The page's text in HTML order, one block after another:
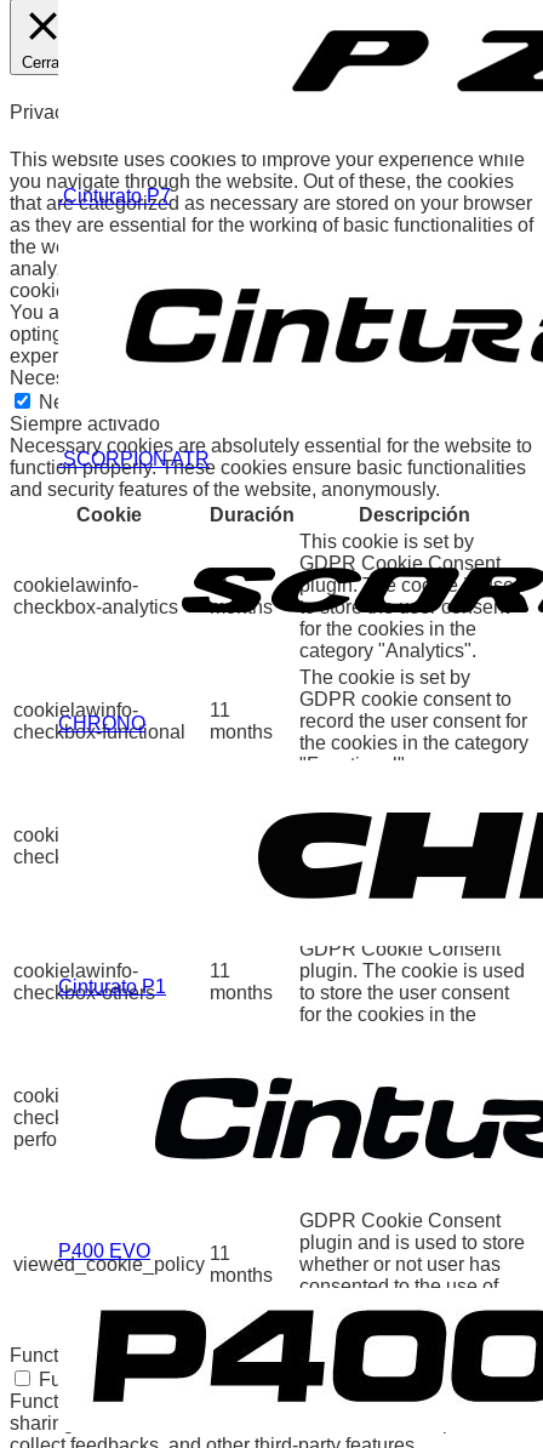
.Cinturato P7
.SCORPION ATR
CHRONO
Cinturato P1
P400 EVO
Cerrar
Privacy Overview
This website uses cookies to improve your experience while
you navigate through the website. Out of these, the cookies
that are categorized as necessary are stored on your browser
as they are essential for the working of basic functionalities of
the website. We also use third-party cookies that help us
analyze and understand how you use this website. These
cookies will be stored in your browser only with your consent.
You also have the option to opt-out of these cookies. But
opting out of some of these cookies may affect your browsing
experience.
Necessary
Necessary
Siempre activado
Necessary cookies are absolutely essential for the website to
function properly. These cookies ensure basic functionalities
and security features of the website, anonymously.
Cookie
Duración Descripción
cookielawinfo-
checkbox-analytics
11
months
This cookie is set by
GDPR Cookie Consent
plugin. The cookie is used
to store the user consent
for the cookies in the
category "Analytics".
cookielawinfo-
checkbox-functional
11
months
The cookie is set by
GDPR cookie consent to
record the user consent for
the cookies in the category
"Functional".
cookielawinfo-
checkbox-necessary
months
GDPR Cookie Consent
plugin. The cookies is
used to store the user
consent for the cookies in
the category "Necessary".
cookielawinfo-
checkbox-others
11
months
GDPR Cookie Consent
plugin. The cookie is used
to store the user consent
for the cookies in the
cookielawinfo-
checkbox-
performance
11
months
GDPR Cookie Consent
plugin. The cookie is used
to store the user consent
for the cookies in the
viewed_cookie_policy
11
months
GDPR Cookie Consent
plugin and is used to store
whether or not user has
consented to the use of
cookies. It does not store
any personal data.
Functional
Functional
Functional cookies help to perform certain functionalities like
sharing the content of the website on social media platforms,